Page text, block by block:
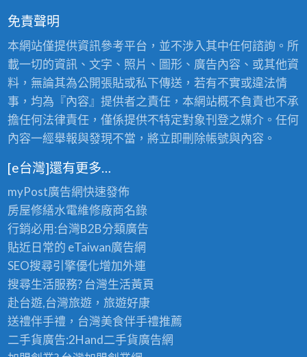
免責聲明
本網站僅提供資訊參考平台，並不涉入其中任何諮詢。所
載一切的資訊、文字、照片、圖形、廣告內容、或其他資
料，無論其為公開張貼或私下傳送，若有不實或違法情
事，均為『內容』提供者之責任，本網站概不負責也不承
擔任何法律責任，僅係提供不特定對象刊登之媒介。任何
內容一經舉報與發現不當，將立即刪除帳號與內容。
[e台灣]還有更多…
myPost廣告網快速發佈
房屋修繕水電維修廠商名錄
行銷必用:台灣B2B分類廣告
貼近日常的 eTaiwan廣告網
SEO搜尋引擎優化增加外連
搜尋生活服務? 台灣生活黃頁
赴台遊,台灣旅遊，旅遊好康
送禮伴手禮，台灣美食伴手禮推薦
二手貨廣告:2Hand二手貨廣告網